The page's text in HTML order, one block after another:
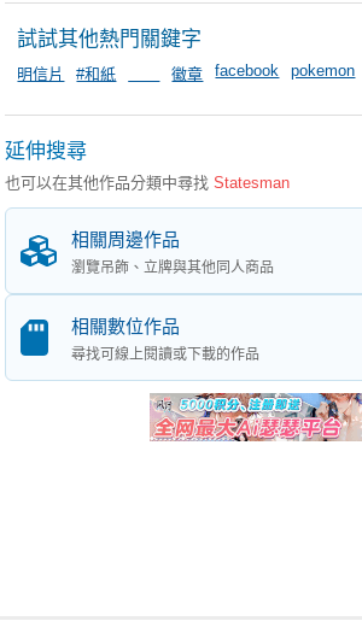
試試其他熱門關鍵字
明信片 #和紙 徽章 facebook pokemon
延伸搜尋
也可以在其他作品分類中尋找Statesman
相關周邊作品
瀏覽吊飾、立牌與其他同人商品
相關數位作品
尋找可線上閱讀或下載的作品